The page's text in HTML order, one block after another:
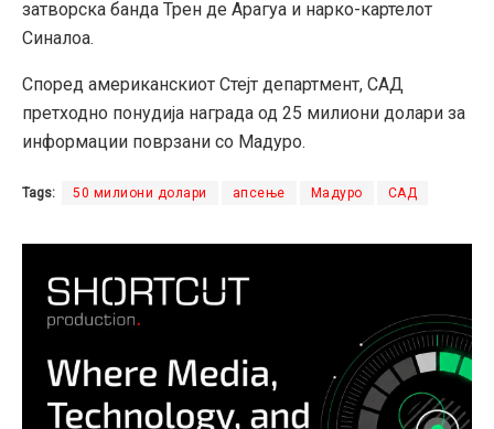
затворска банда Трен де Арагуа и нарко-картелот
Синалоа.
Според американскиот Стејт департмент, САД
претходно понудија награда од 25 милиони долари за
информации поврзани со Мадуро.
Tags: 50 милиони долари апсење Мадуро САД